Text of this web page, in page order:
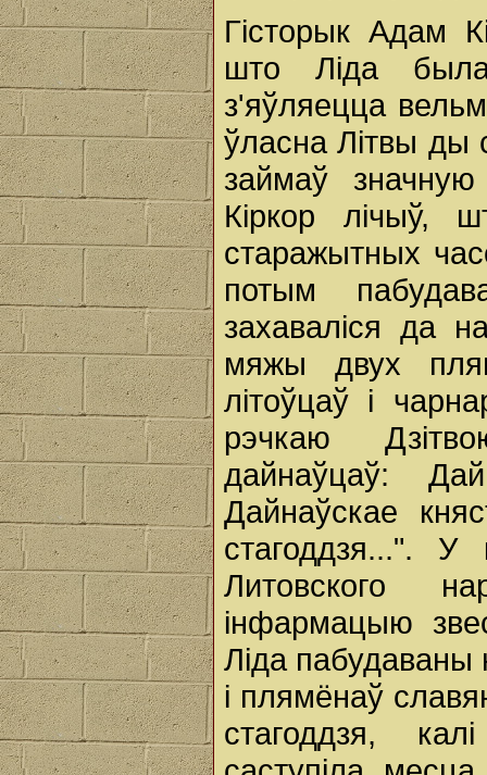
Гісторык Адам
што Ліда была
з'яўляецца
ўласна Літвы ды
займаў
Кіркор лічыў,
старажытных
потым
захаваліся да
мяжы двух
літоўцаў і
рэчкаю
дайнаўцаў:
Дайнаўскае
стагоддзя...".
Литовского
інфармацыю
Ліда
і плямёнаў
стагоддзя,